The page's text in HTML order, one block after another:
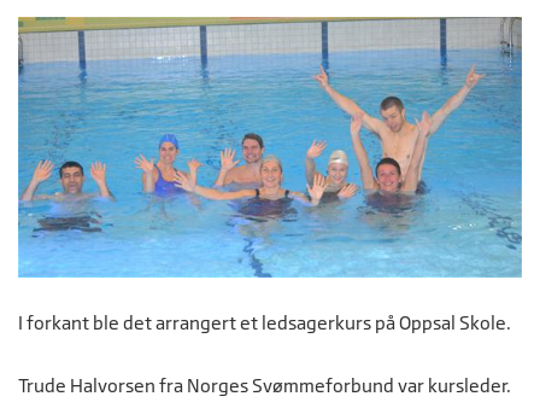
I forkant ble det arrangert et ledsagerkurs på Oppsal Skole.
Trude Halvorsen fra Norges Svømmeforbund var kursleder.